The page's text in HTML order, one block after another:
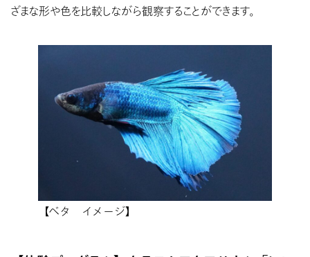
ざまな形や色を比較しながら観察することができます。
【ベタ イメージ】